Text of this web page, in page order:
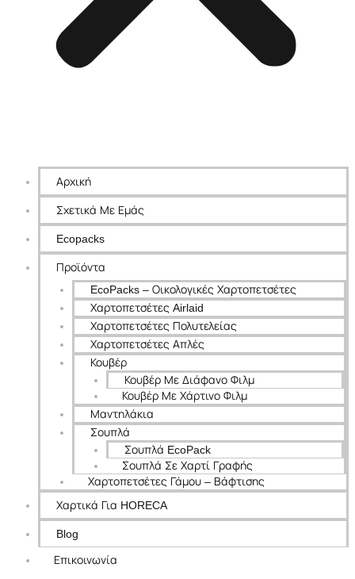
Αρχική
Σχετικά Με Εμάς
Ecopacks
Προϊόντα
EcoPacks – Οικολογικές Χαρτοπετσέτες
Χαρτοπετσέτες Airlaid
Χαρτοπετσέτες Πολυτελείας
Χαρτοπετσέτες Απλές
Κουβέρ
Κουβέρ Με Διάφανο Φιλμ
Κουβέρ Με Χάρτινο Φιλμ
Μαντηλάκια
Σουπλά
Σουπλά EcoPack
Σουπλά Σε Χαρτί Γραφής
Χαρτοπετσέτες Γάμου – Βάφτισης
Χαρτικά Για HORECA
Blog
Επικοινωνία